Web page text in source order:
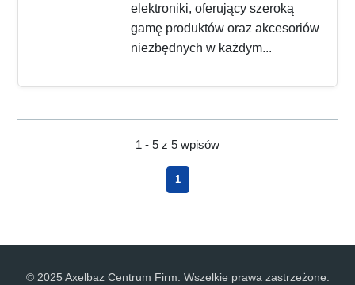
elektroniki, oferujący szeroką
gamę produktów oraz akcesoriów
niezbędnych w każdym...
1 - 5 z 5 wpisów
1
© 2025 Axelbaz Centrum Firm. Wszelkie prawa zastrzeżone.